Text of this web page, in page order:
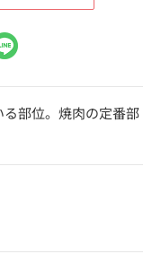
部位。焼肉の定番部